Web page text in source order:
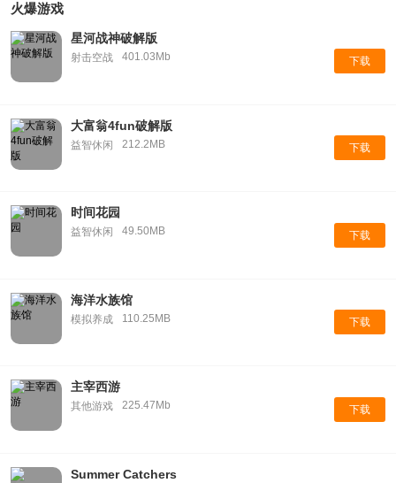
火爆游戏
星河战神破解版
射击空战 401.03Mb 下载
大富翁4fun破解版
益智休闲 212.2MB 下载
时间花园
益智休闲 49.50MB 下载
海洋水族馆
模拟养成 110.25MB 下载
主宰西游
其他游戏 225.47Mb 下载
Summer Catchers